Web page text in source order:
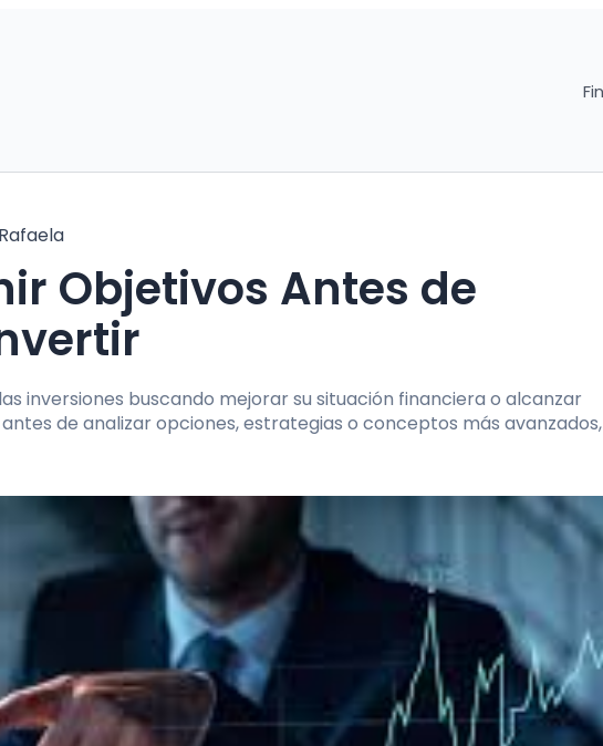
Rafaela
Objetivos Antes de
inversiones buscando mejorar su situación financiera o alcanzar
de analizar opciones, estrategias o conceptos más